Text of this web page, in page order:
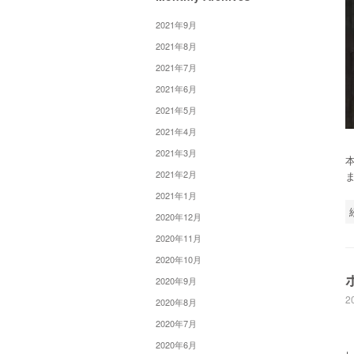
2021年9月
2021年8月
2021年7月
2021年6月
2021年5月
2021年4月
2021年3月
2021年2月
2021年1月
2020年12月
2020年11月
2020年10月
2020年9月
2020年8月
2020年7月
2020年6月